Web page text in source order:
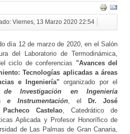
Viernes, 13 Marzo 2020 22:54
día 12 de marzo de 2020, en el Salón
del Laboratorio de Termodinámica,
ciclo de conferencias "Avances del
Tecnologías aplicadas a áreas
e Ingeniería" organizado por el
de Investigación en Ingeniería
e Instrumentación, el
Dr. José
Castelao, Catedrático de
Aplicada y Profesor Honorífico de
de Las Palmas de Gran Canaria,